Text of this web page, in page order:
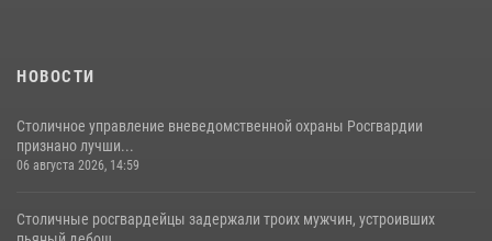
НОВОСТИ
Столичное управление вневедомственной охраны Росгвардии
признано лучши...
06 августа 2026, 14:59
Столичные росгвардейцы задержали троих мужчин, устроивших